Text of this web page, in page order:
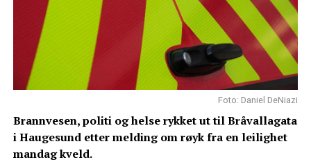
Foto: Daniel DeNiazi
Brannvesen, politi og helse rykket ut til Bråvallagata
i Haugesund etter melding om røyk fra en leilighet
mandag kveld.